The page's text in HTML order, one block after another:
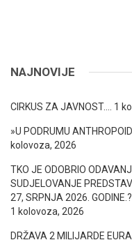
NAJNOVIJE
CIRKUS ZA JAVNOST…. 1
»U PODRUMU
kolovoza, 2026
TKO JE ODOBRIO
SUDJELOVANJE
27, SRPNJA 2026. GODINE.?
1 kolovoza, 2026
DRŽAVA 2 MILIJARDE